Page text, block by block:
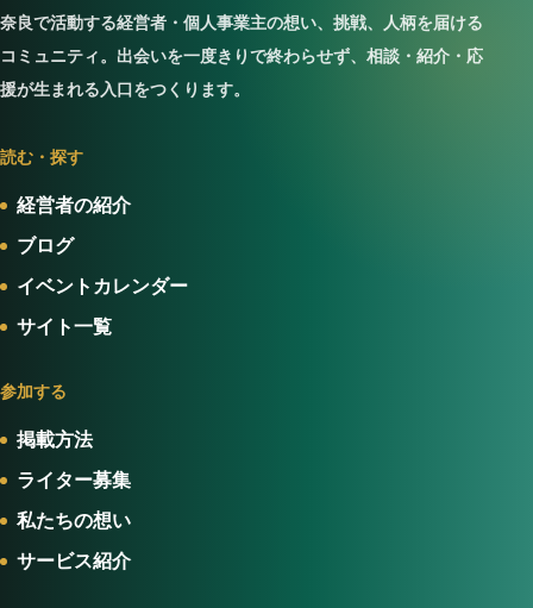
奈良で活動する経営者・個人事業主の想い、挑戦、人柄を届ける
コミュニティ。出会いを一度きりで終わらせず、相談・紹介・応
援が生まれる入口をつくります。
読む・探す
経営者の紹介
ブログ
イベントカレンダー
サイト一覧
参加する
掲載方法
ライター募集
私たちの想い
サービス紹介